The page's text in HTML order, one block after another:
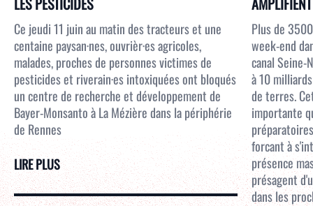
Ce jeudi 11 juin au matin des tracteurs et une
centaine paysan·nes, ouvrièr·es agricoles,
malades, proches de personnes victimes de
pesticides et riverain·es intoxiquées ont bloqués
un centre de recherche et développement de
Bayer-Monsanto à La Mézière dans la périphérie
de Rennes
LIRE PLUS
Plus de
week-end
canal Seine-
à 10
de terres.
importante
forcant à
présence
présagent
dans les